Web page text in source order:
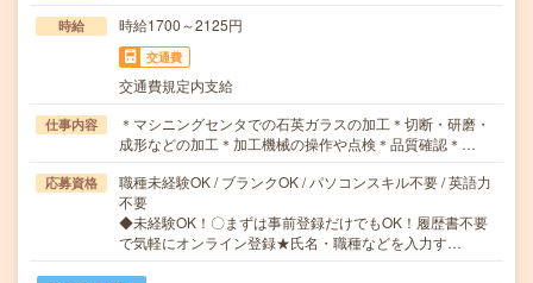
時給 時給1700～2125円
交通費
交通費規定内支給
仕事内容
＊マシニングセンタでの石英ガラスの加工＊切断・研磨・
成形などの加工＊加工機械の操作や点検＊品質確認＊…
応募資格
職種未経験OK / ブランクOK / パソコンスキル不要 / 英語力
不要
◆未経験OK！〇まずは事前登録だけでもOK！履歴書不要
で気軽にオンライン登録★氏名・職種などを入力す…